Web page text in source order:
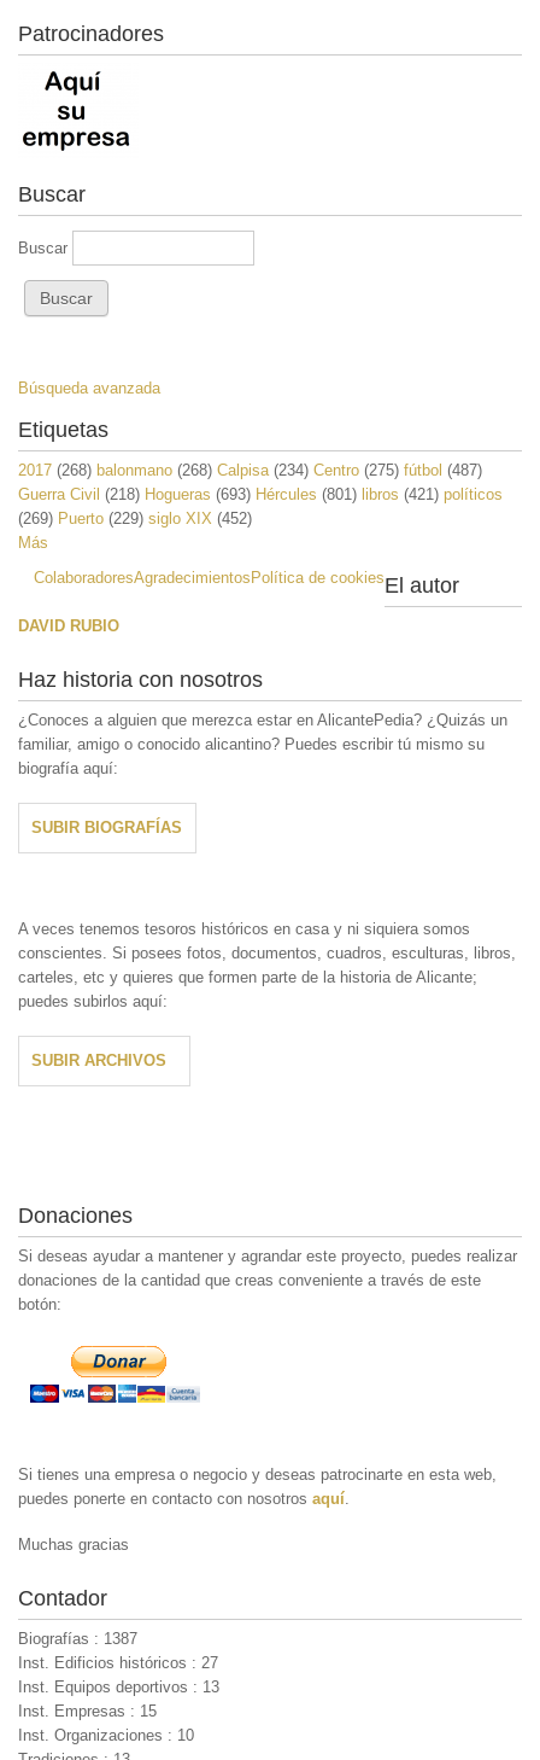
Patrocinadores
Buscar
Buscar
Búsqueda avanzada
Etiquetas
2017 (268) balonmano (268) Calpisa(234) Centro (275) fútbol (487)
Guerra Civil (218) Hogueras (693) Hércules (801) libros (421) políticos
(269) Puerto (229) siglo XIX (452)
Más
ColaboradoresAgradecimientosPolítica de cookiesEl autor
DAVID RUBIO
Haz historia con nosotros
¿Conoces a alguien que merezca estar en AlicantePedia? ¿Quizás un
familiar, amigo o conocido alicantino? Puedes escribir tú mismo su
biografía aquí:
SUBIR BIOGRAFÍAS
A veces tenemos tesoros históricos en casa y ni siquiera somos
conscientes. Si posees fotos, documentos, cuadros, esculturas, libros,
carteles, etc y quieres que formen parte de la historia de Alicante;
puedes subirlos aquí:
SUBIR ARCHIVOS
Donaciones
Si deseas ayudar a mantener y agrandar este proyecto, puedes realizar
donaciones de la cantidad que creas conveniente a través de este
botón:
Si tienes una empresa o negocio y deseas patrocinarte en esta web,
puedes ponerte en contacto con nosotros aquí
Muchas gracias
Contador
Biografías : 1387
Inst. Edificios históricos : 27
Inst. Equipos deportivos : 13
Inst. Empresas : 15
Inst. Organizaciones : 10